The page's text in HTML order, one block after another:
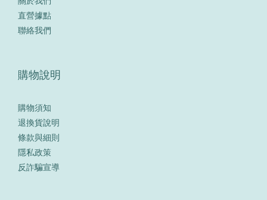
直營據點
聯絡我們
購物說明
購物須知
退換貨說明
條款與細則
隱私政策
反詐騙宣導